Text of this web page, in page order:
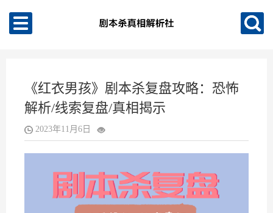
《红衣男孩》剧本杀复盘攻略：恐怖
解析/线索复盘/真相揭示
2023年11月6日